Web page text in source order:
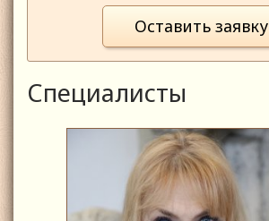
Оставить заявку
Специалисты